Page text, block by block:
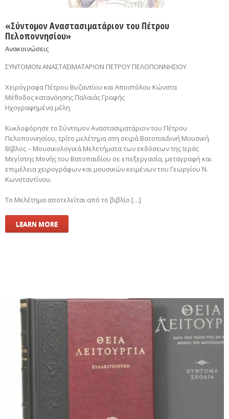
«Σύντομον Αναστασιματάριον του Πέτρου
Πελοποννησίου»
Ανακοινώσεις
ΣΥΝΤΟΜΟΝ ΑΝΑΣΤΑΣΙΜΑΤΑΡΙΟΝ ΠΕΤΡΟΥ ΠΕΛΟΠΟΝΝΗΣΙΟΥ
Χειρόγραφα Πέτρου Βυζαντίου και Αποστόλου Κώνστα
Μέθοδος κατανόησης Παλαιάς Γραφής
Ηχογραφημένα μέλη
Κυκλοφόρησε το Σύντομον Αναστασιματάριον του Πέτρου
Πελοποννησίου, τρίτο μελέτημα στη σειρά Βατοπαιδινή Μουσική
Βίβλος – Μουσικολογικά Μελετήματα των εκδόσεων της Ιεράς
Μεγίστης Μονής του Βατοπαιδίου σε επεξεργασία, μεταγραφή και
επιμέλεια χειρογράφων και μουσικών κειμένων του Γεωργίου Ν.
Κωνσταντίνου.
Το Μελέτημα αποτελείται από το βιβλίο […]
LEARN MORE